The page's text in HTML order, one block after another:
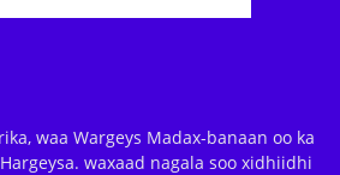
waa Wargeys Madax-banaan oo ka
waxaad nagala soo xidhiidhi